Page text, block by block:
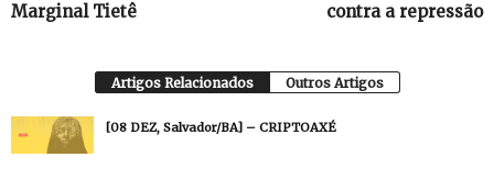
Marginal Tietê
contra a repressão
Artigos Relacionados Outros Artigos
[08 DEZ, Salvador/BA] – CRIPTOAXÉ